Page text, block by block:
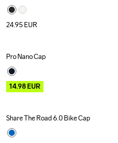
24.95 EUR
Outlet
Pro Nano Cap
14.98EUR
New
Share The Road 6.0 Bike Cap